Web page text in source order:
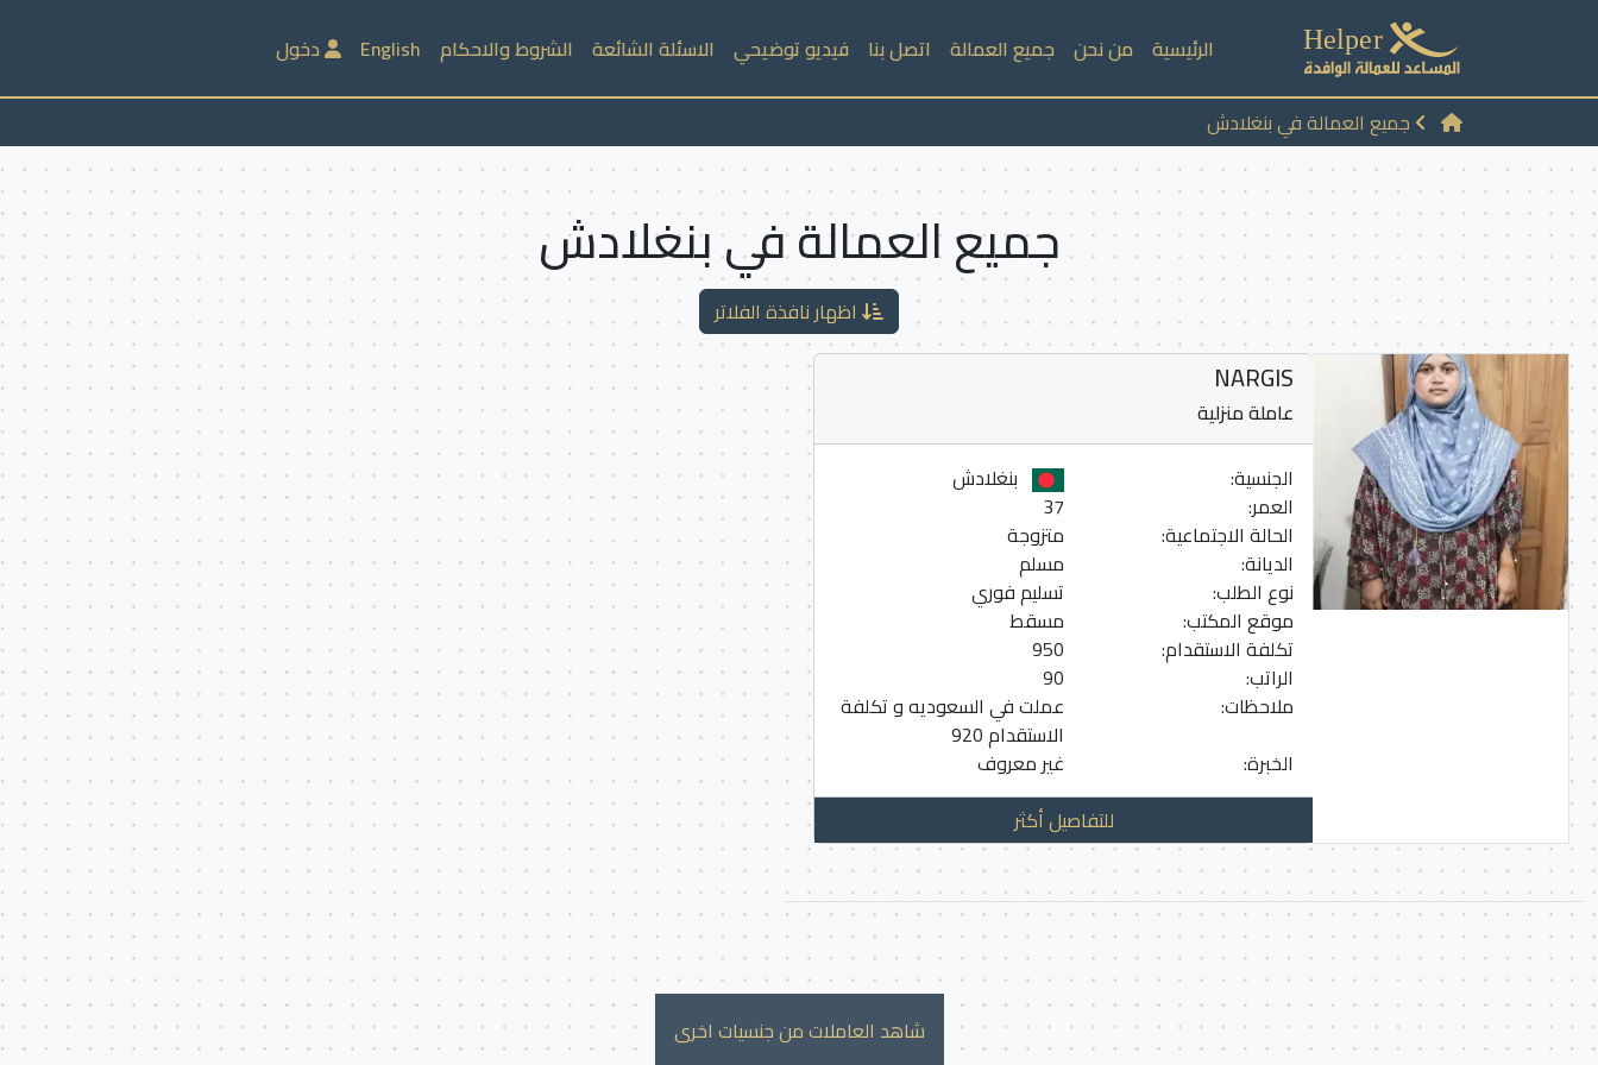
الرئيسية من نحن جميع العمالة اتصل بنا فيديو توضيحي الاسئلة الشائعة الشروط والاحكام English دخول
جميع العمالة في بنغلادش
جميع العمالة في بنغلادش
NARGIS
عاملة منزلية
الجنسية:
بنغلادش
العمر:
37
الحالة الاجتماعية:
متزوجة
الديانة:
مسلم
نوع الطلب:
تسليم فوري
موقع المكتب:
مسقط
تكلفة الاستقدام:
950
الراتب:
90
ملاحظات:
عملت في السعوديه و تكلفة
الاستقدام 920
الخبرة:
غير معروف
للتفاصيل أكثر
شاهد العاملات من جنسيات اخرى